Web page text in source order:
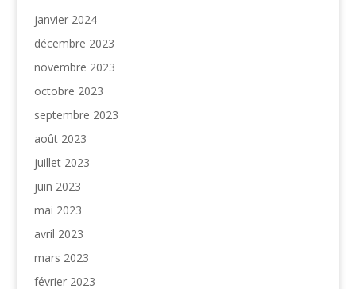
janvier 2024
décembre 2023
novembre 2023
octobre 2023
septembre 2023
août 2023
juillet 2023
juin 2023
mai 2023
avril 2023
mars 2023
février 2023